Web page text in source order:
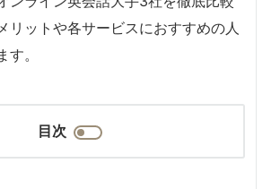
リットや各サービスにおすすめの人
。
目次